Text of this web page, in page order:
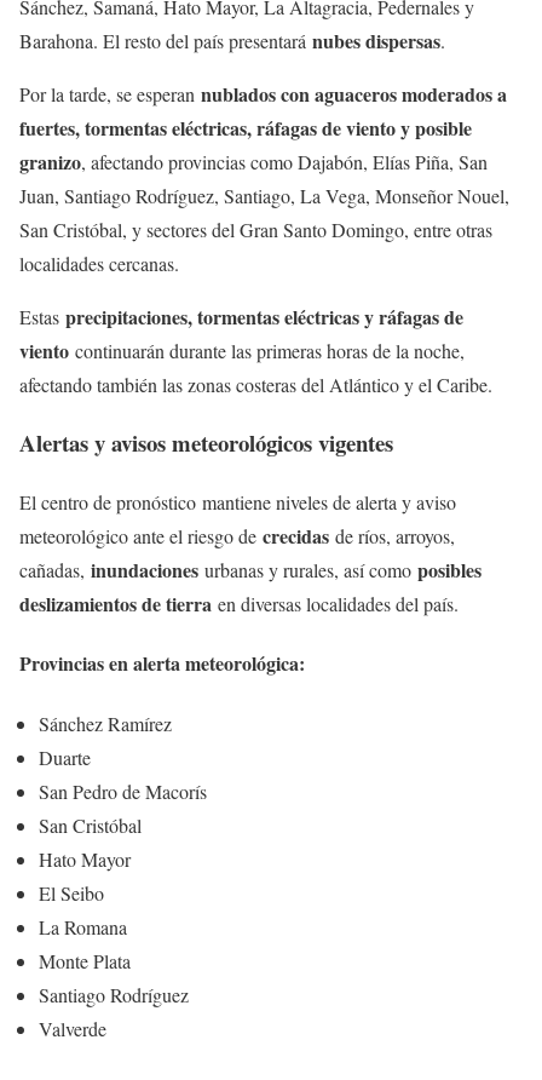
Sánchez, Samaná, Hato Mayor, La Altagracia, Pedernales y
Barahona. El resto del país presentará nubes dispersas.
Por la tarde, se esperan nublados con aguaceros moderados a
fuertes, tormentas eléctricas, ráfagas de viento y posible
granizo, afectando provincias como Dajabón, Elías Piña, San
Juan, Santiago Rodríguez, Santiago, La Vega, Monseñor Nouel,
San Cristóbal, y sectores del Gran Santo Domingo, entre otras
localidades cercanas.
Estas precipitaciones, tormentas eléctricas y ráfagas de
viento continuarán durante las primeras horas de la noche,
afectando también las zonas costeras del Atlántico y el Caribe.
Alertas y avisos meteorológicos vigentes
El centro de pronóstico mantiene niveles de alerta y aviso
meteorológico ante el riesgo de crecidas de ríos, arroyos,
cañadas, inundaciones urbanas y rurales, así como posibles
deslizamientos de tierra en diversas localidades del país.
Provincias en alerta meteorológica:
Sánchez Ramírez
Duarte
San Pedro de Macorís
San Cristóbal
Hato Mayor
El Seibo
La Romana
Monte Plata
Santiago Rodríguez
Valverde